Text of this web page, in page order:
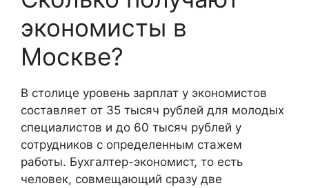
экономисты в
Москве?
В столице уровень зарплат у экономистов
составляет от 35 тысяч рублей для молодых
специалистов и до 60 тысяч рублей у
сотрудников с определенным стажем
работы. Бухгалтер-экономист, то есть
человек, совмещающий сразу две